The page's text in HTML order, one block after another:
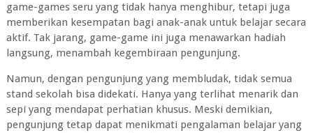
game-games seru yang tidak hanya menghibur, tetapi juga
memberikan kesempatan bagi anak-anak untuk belajar secara
aktif. Tak jarang, game-game ini juga menawarkan hadiah
langsung, menambah kegembiraan pengunjung.
Namun, dengan pengunjung yang membludak, tidak semua
stand sekolah bisa didekati. Hanya yang terlihat menarik dan
sepi yang mendapat perhatian khusus. Meski demikian,
pengunjung tetap dapat menikmati pengalaman belajar yang